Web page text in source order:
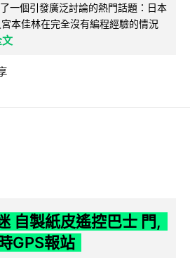
一個引發廣泛討論的熱門話題：日本
本佳林在完全沒有編程經驗的情況
文
自製紙皮遙控巴士 門,
GPS報站